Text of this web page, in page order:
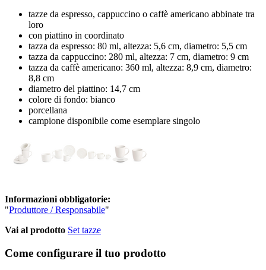
tazze da espresso, cappuccino o caffè americano abbinate tra
loro
con piattino in coordinato
tazza da espresso: 80 ml, altezza: 5,6 cm, diametro: 5,5 cm
tazza da cappuccino: 280 ml, altezza: 7 cm, diametro: 9 cm
tazza da caffè americano: 360 ml, altezza: 8,9 cm, diametro:
8,8 cm
diametro del piattino: 14,7 cm
colore di fondo: bianco
porcellana
campione disponibile come esemplare singolo
Informazioni obbligatorie:
"Produttore / Responsabile"
Vai al prodotto Set tazze
Come configurare il tuo prodotto